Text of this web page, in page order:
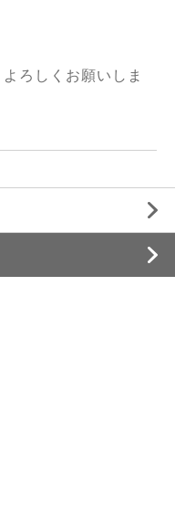
ろしくお願いしま